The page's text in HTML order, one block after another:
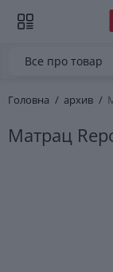
Головна архив
Матрац
Все про товар